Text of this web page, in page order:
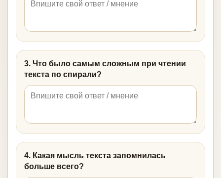
3. Что было самым сложным при чтении
текста по спирали?
4. Какая мысль текста запомнилась
больше всего?